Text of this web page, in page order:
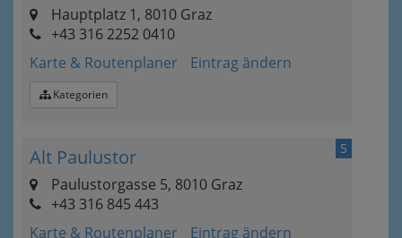
Hauptplatz 1, 8010 Graz
+43 316 2252 0410
Karte & Routenplaner
Eintrag ändern
Kategorien
5
Alt Paulustor
Paulustorgasse 5, 8010 Graz
+43 316 845 443
Karte & Routenplaner
Eintrag ändern